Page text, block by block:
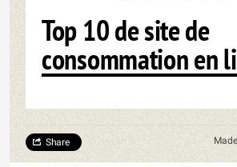
Top 10 de site de
consommation en
Share